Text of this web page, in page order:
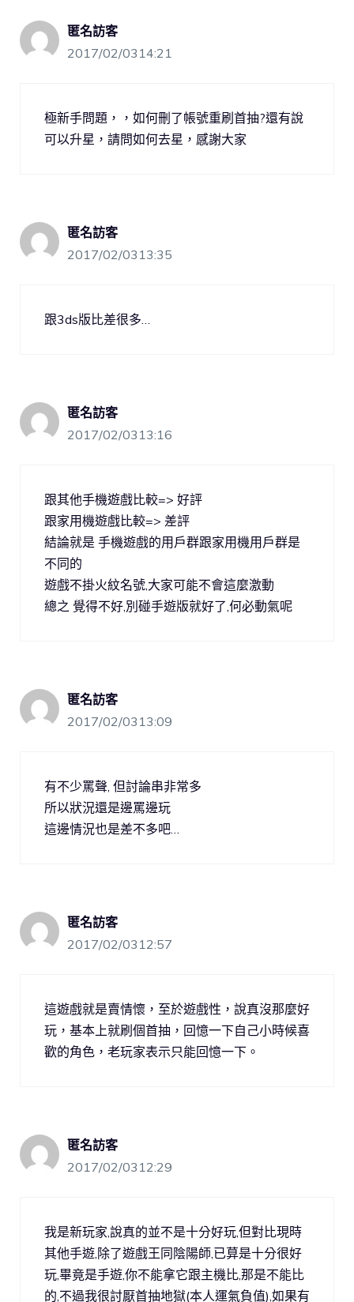
匿名訪客
2017/02/0314:21
極新手問題，，如何刪了帳號重刷首抽?還有說
可以升星，請問如何去星，感謝大家
匿名訪客
2017/02/0313:35
跟3ds版比差很多…
匿名訪客
2017/02/0313:16
跟其他手機遊戲比較=> 好評
跟家用機遊戲比較=> 差評
結論就是 手機遊戲的用戶群跟家用機用戶群是
不同的
遊戲不掛火紋名號,大家可能不會這麼激動
總之 覺得不好,別碰手遊版就好了,何必動氣呢
匿名訪客
2017/02/0313:09
有不少罵聲, 但討論串非常多
所以狀況還是邊罵邊玩
這邊情況也是差不多吧…
匿名訪客
2017/02/0312:57
這遊戲就是賣情懷，至於遊戲性，說真沒那麼好
玩，基本上就刷個首抽，回憶一下自己小時候喜
歡的角色，老玩家表示只能回憶一下。
匿名訪客
2017/02/0312:29
我是新玩家,說真的並不是十分好玩,但對比現時
其他手遊,除了遊戲王同陰陽師,已萛是十分很好
玩,畢竟是手遊,你不能拿它跟主機比,那是不能比
的,不過我很討厭首抽地獄(本人運氣負值),如果有